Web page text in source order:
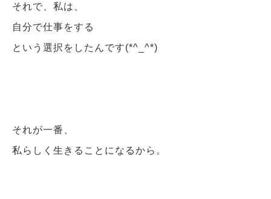
それで、私は、
自分で仕事をする
という選択をしたんです(*^_^*)
それが一番、
私らしく生きることになるから。